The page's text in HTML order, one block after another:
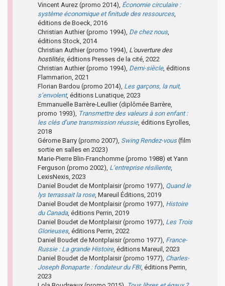
Vincent Aurez (promo 2014), Économie circulaire :
système économique et finitude des ressources,
éditions de Boeck, 2016
Christian Authier (promo 1994), De chez nous,
éditions Stock, 2014
Christian Authier (promo 1994), L’ouverture des
hostilités, éditions Presses de la cité, 2022
Christian Authier (promo 1994), Demi-siècle, éditions
Flammarion, 2021
Florian Bardou (promo 2014), Les garçons, la nuit,
s’envolent, éditions Lunatique, 2023
Emmanuelle Barrère-Leullier (diplômée Barrère,
promo 1993), Transmettre des valeurs à son enfant :
les clés d’une transmission réussie, éditions Eyrolles,
2018
Gérome Barry (promo 2007), Swing Rendez-vous(film
sortie en salles en 2023)
Marie-Pierre Blin-Franchomme (promo 1988) et Yann
Ferguson (promo 2002), L’entreprise résiliente,
LexisNexis, 2023
Daniel Boudet de Montplaisir (promo 1977), Quand le
lys terrassait la rose, Mareuil Éditions, 2019
Daniel Boudet de Montplaisir (promo 1977), Histoire
du Canada, éditions Perrin, 2019
Daniel Boudet de Montplaisir (promo 1977), Les Trois
Glorieuses, éditions Perrin, 2022
Daniel Boudet de Montplaisir (promo 1977), France-
Russie : La grande Histoire, éditions Mareuil, 2023
Daniel Boudet de Montplaisir (promo 1977), Charles-
Joseph Bonaparte : fondateur du FBI, éditions Perrin,
2023